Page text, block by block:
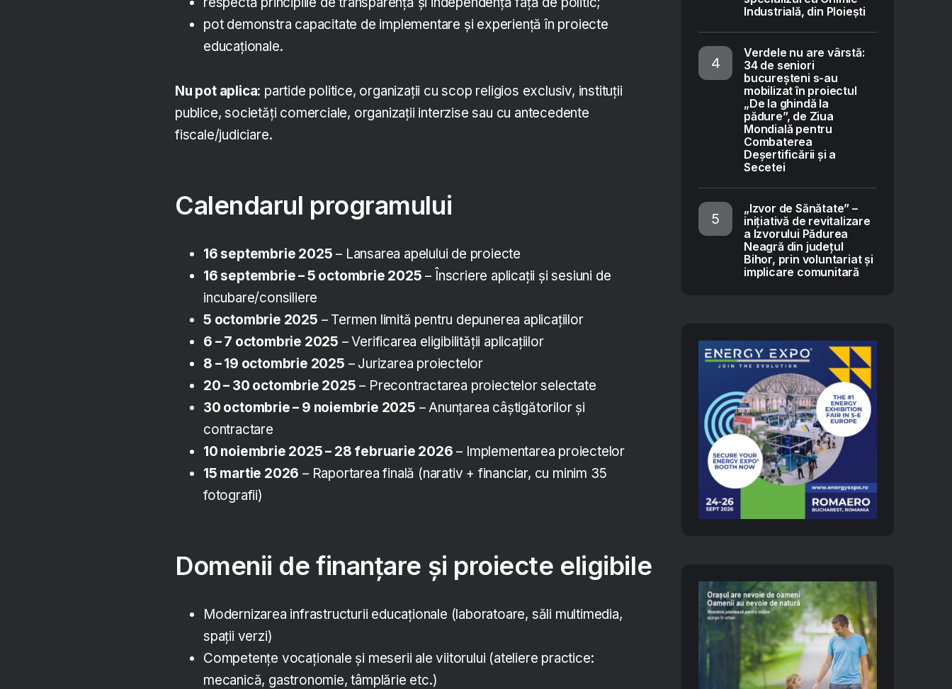
pot demonstra capacitate de implementare și experiență în proiecte
educaționale.
Nu pot aplica: partide politice, organizații cu scop religios exclusiv, instituții
publice, societăți comerciale, organizații interzise sau cu antecedente
fiscale/judiciare.
Calendarul programului
16 septembrie 2025 – Lansarea apelului de proiecte
16 septembrie – 5 octombrie 2025 – Înscriere aplicații și sesiuni de
incubare/consiliere
5 octombrie 2025 – Termen limită pentru depunerea aplicațiilor
6 – 7 octombrie 2025 – Verificarea eligibilității aplicațiilor
8 – 19 octombrie 2025 – Jurizarea proiectelor
20 – 30 octombrie 2025 – Precontractarea proiectelor selectate
30 octombrie – 9 noiembrie 2025 – Anunțarea câștigătorilor și
contractare
10 noiembrie 2025 – 28 februarie 2026 – Implementarea proiectelor
15 martie 2026 – Raportarea finală (narativ + financiar, cu minim 35
fotografii)
Domenii de finanțare și proiecte eligibile
Modernizarea infrastructurii educaționale (laboratoare, săli multimedia,
spații verzi)
Competențe vocaționale și meserii ale viitorului (ateliere practice:
mecanică, gastronomie, tâmplărie etc.)
Industrială, din Ploiești
Verdele nu are vârstă:
34 de seniori
bucureșteni s-au
mobilizat în proiectul
„De la ghindă la
pădure”, de Ziua
Mondială pentru
Combaterea
Deșertificării și a
Secetei
„Izvor de Sănătate” –
inițiativă de revitalizare
a Izvorului Pădurea
Neagră din județul
Bihor, prin voluntariat și
implicare comunitară